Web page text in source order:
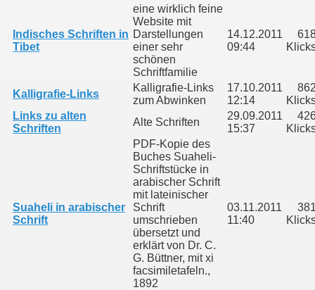
Indisches Schriften in
Tibet
eine wirklich feine
Website mit
Darstellungen
einer sehr
schönen
Schriftfamilie
14.12.2011
09:44
Kalligrafie-Links
Kalligrafie-Links
zum Abwinken
17.10.2011
12:14
Links zu alten
Schriften
Alte Schriften
29.09.2011
15:37
Suaheli in arabischer
Schrift
PDF-Kopie des
Buches Suaheli-
Schriftstücke in
arabischer Schrift
mit lateinischer
Schrift
umschrieben
übersetzt und
erklärt von Dr. C.
G. Büttner, mit xi
facsimiletafeln.,
1892
03.11.2011
11:40